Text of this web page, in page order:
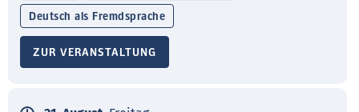
Deutsch als Fremdsprache
ZUR VERANSTALTUNG